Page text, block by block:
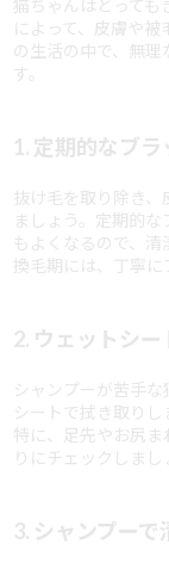
猫ちゃんはとって
によって、皮膚や
の生活の中で、無理
す。
1. 定期的なブ
抜け毛を取り除き、
ましょう。定期的
もよくなるので、
換毛期には、丁寧に
2. ウェットシ
シャンプーが苦手
シートで拭き取りし
特に、足先やお尻
りにチェックしまし
3. シャンプーで